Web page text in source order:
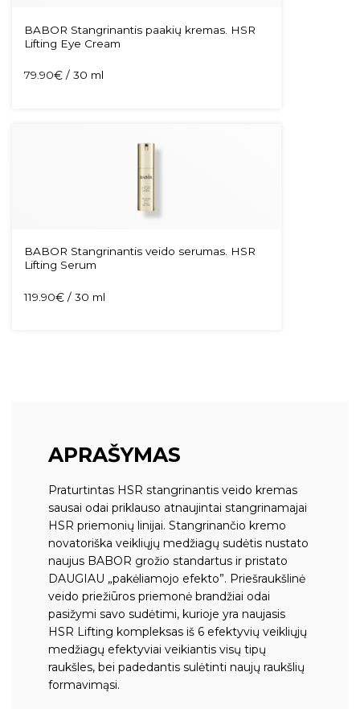
BABOR Stangrinantis paakių kremas. HSR
Lifting Eye Cream
79.90€/ 30 ml
BABOR Stangrinantis veido serumas. HSR
Lifting Serum
119.90€/ 30 ml
APRAŠYMAS
Praturtintas HSR stangrinantis veido kremas
sausai odai priklauso atnaujintai stangrinamajai
HSR priemonių linijai. Stangrinančio kremo
novatoriška veikliųjų medžiagų sudėtis nustato
naujus BABOR grožio standartus ir pristato
DAUGIAU „pakėliamojo efekto”. Priešraukšlinė
veido priežiūros priemonė brandžiai odai
pasižymi savo sudėtimi, kurioje yra naujasis
HSR Lifting kompleksas iš 6 efektyvių veikliųjų
medžiagų efektyviai veikiantis visų tipų
raukšles, bei padedantis sulėtinti naujų raukšlių
formavimąsi.